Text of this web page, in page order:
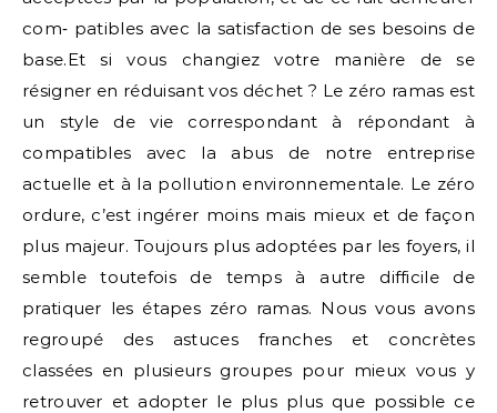
com‑ patibles avec la satisfaction de ses besoins de
base.Et si vous changiez votre manière de se
résigner en réduisant vos déchet ? Le zéro ramas est
un style de vie correspondant à répondant à
compatibles avec la abus de notre entreprise
actuelle et à la pollution environnementale. Le zéro
ordure, c’est ingérer moins mais mieux et de façon
plus majeur. Toujours plus adoptées par les foyers, il
semble toutefois de temps à autre difficile de
pratiquer les étapes zéro ramas. Nous vous avons
regroupé des astuces franches et concrètes
classées en plusieurs groupes pour mieux vous y
retrouver et adopter le plus plus que possible ce